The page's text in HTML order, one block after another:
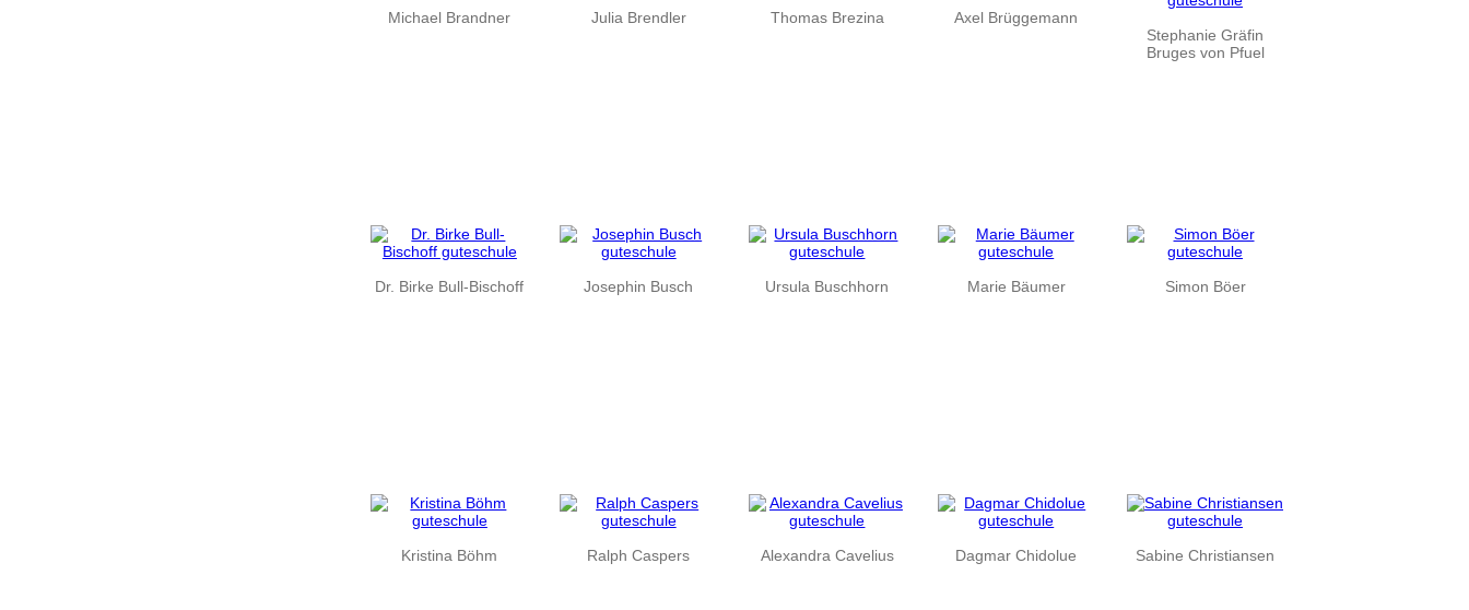
Michael Brandner Julia Brendler Thomas Brezina
Axel Brüggemann
Stephanie Gräfin
Bruges von Pfuel
Dr. Birke Bull-Bischoff Josephin Busch Ursula Buschhorn Marie Bäumer Simon Böer
Kristina Böhm Ralph Caspers Alexandra Cavelius Dagmar Chidolue Sabine Christiansen